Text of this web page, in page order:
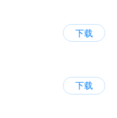
下载
下载